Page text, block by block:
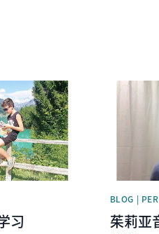
习
News
BLOG |
茱莉亚